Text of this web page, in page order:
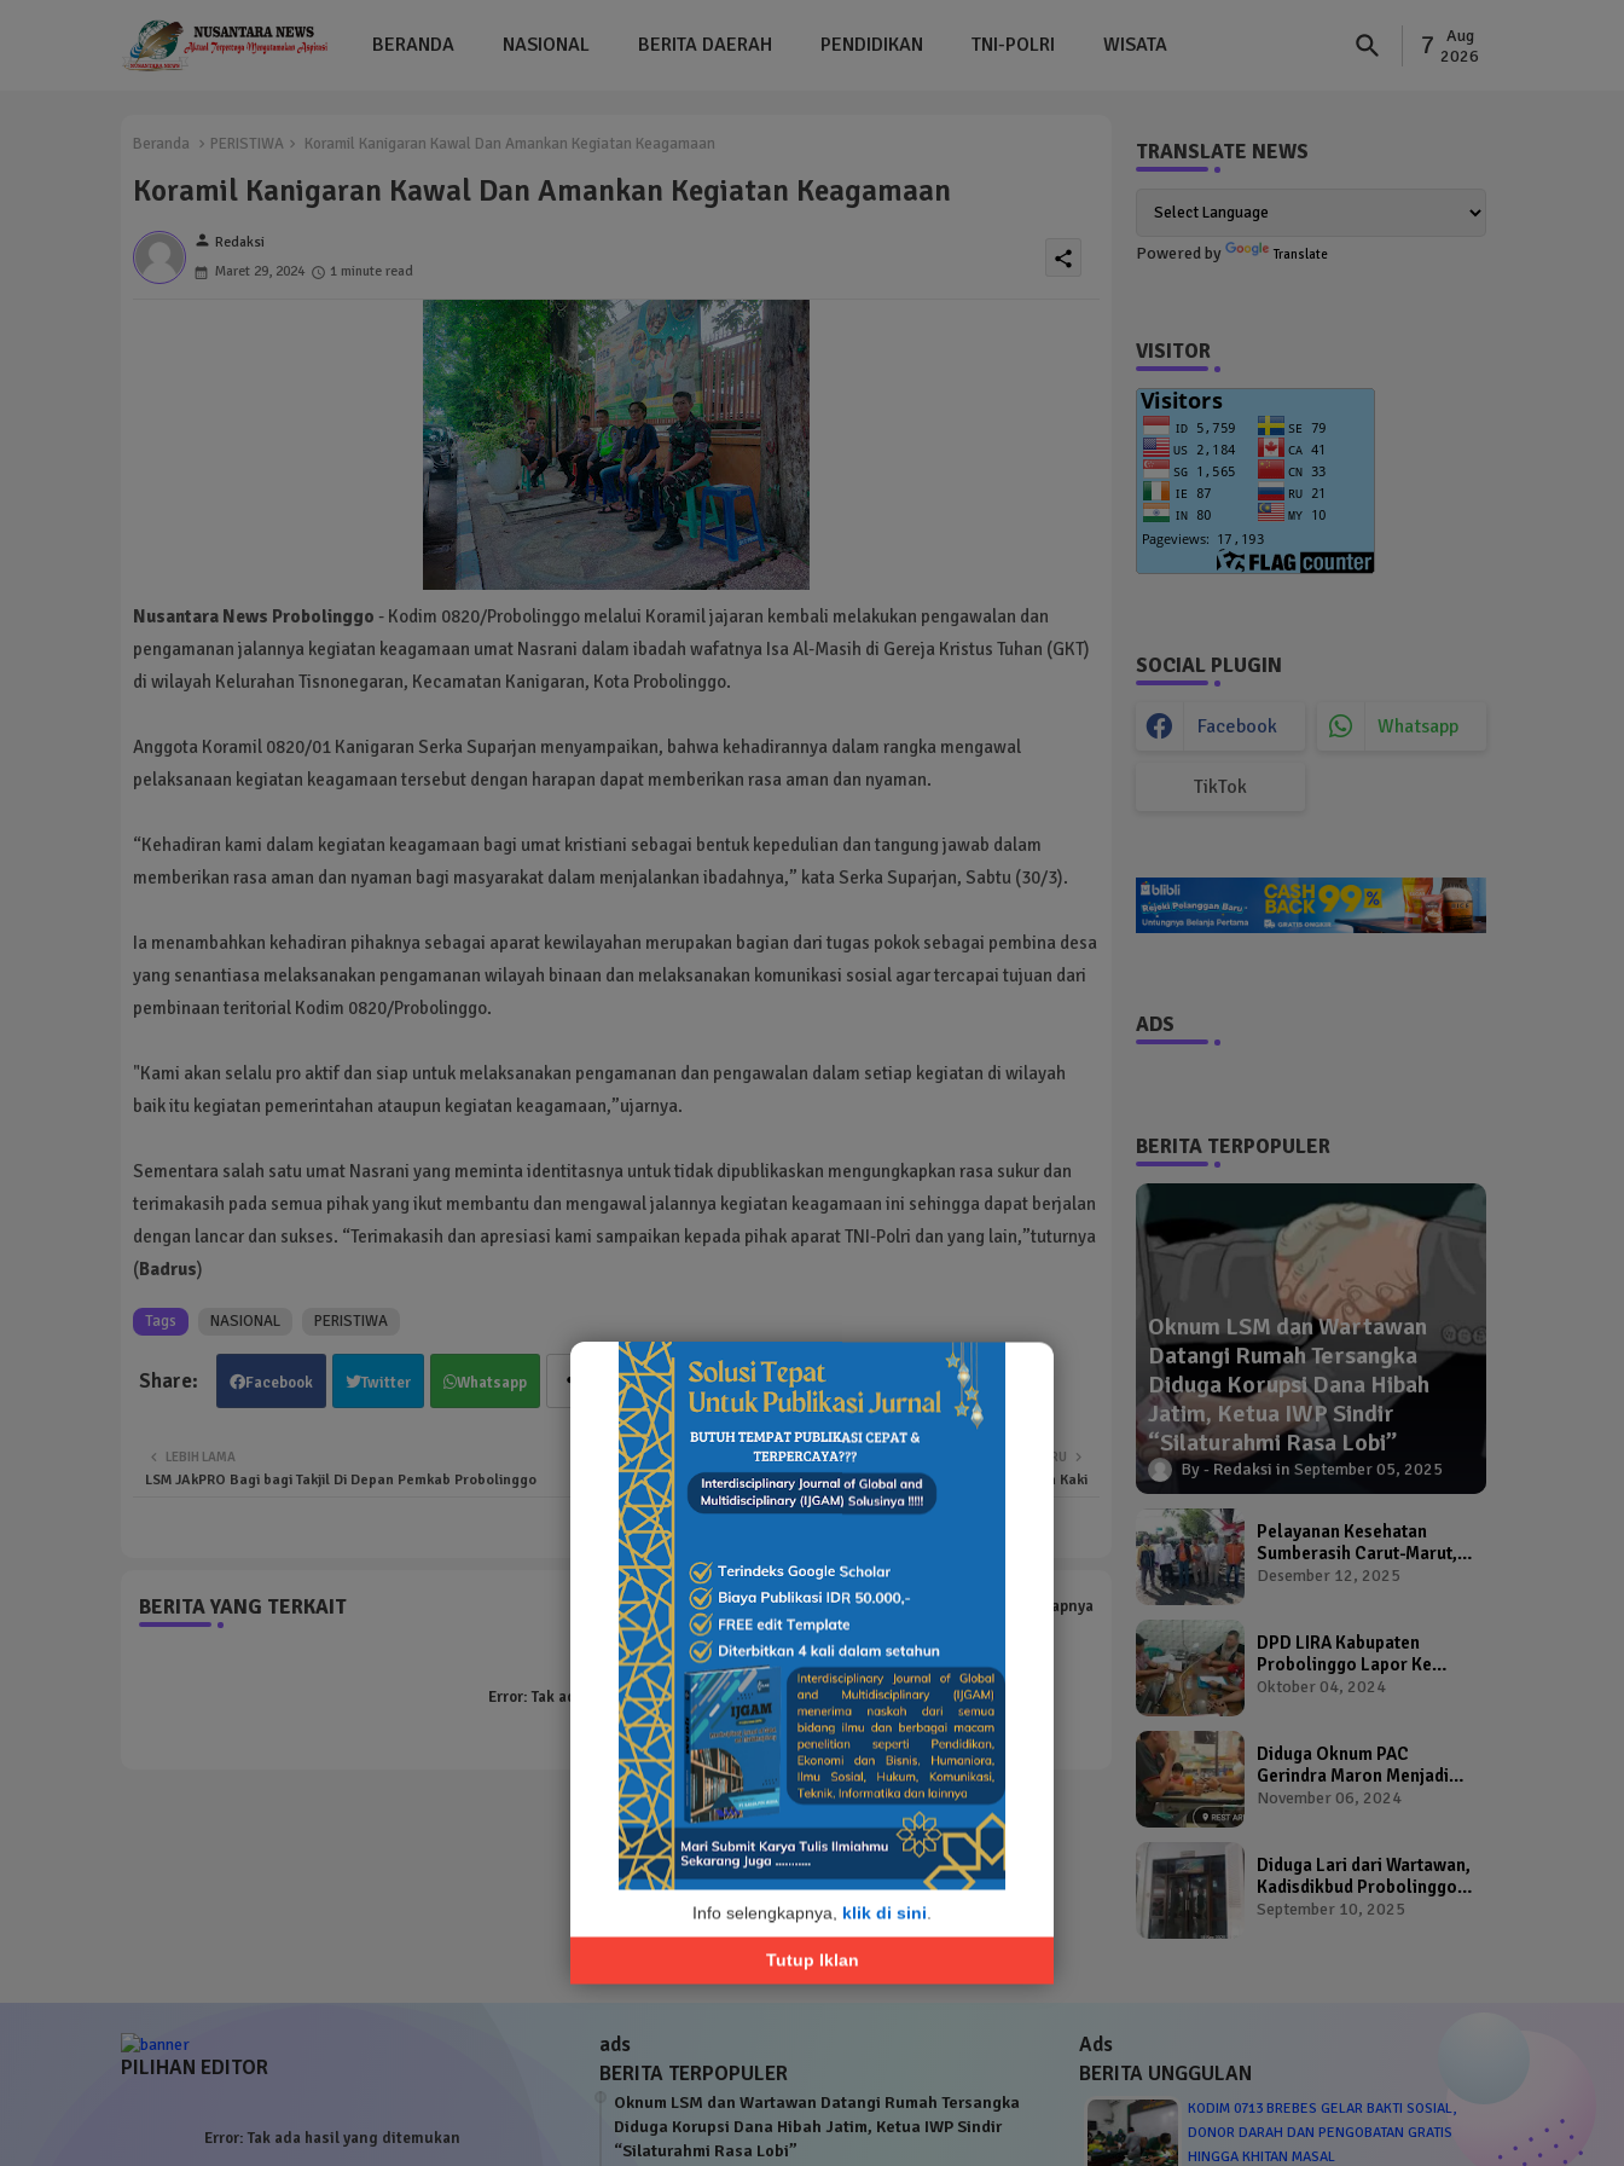
Info selengkapnya, klik di sini
Tutup Iklan
BERANDA NASIONAL BERITA DAERAH PENDIDIKAN TNI-POLRI WISATA 7
Aug
2026
Beranda PERISTIWA Koramil Kanigaran Kawal Dan Amankan Kegiatan Keagamaan
Koramil Kanigaran Kawal Dan Amankan Kegiatan Keagamaan
person Redaksi
Maret 29, 2024
1 minute read
share
Nusantara News Probolinggo - Kodim 0820/Probolinggo melalui Koramil jajaran kembali melakukan pengawalan dan
pengamanan jalannya kegiatan keagamaan umat Nasrani dalam ibadah wafatnya Isa Al-Masih di Gereja Kristus Tuhan (GKT)
di wilayah Kelurahan Tisnonegaran, Kecamatan Kanigaran, Kota Probolinggo.
Anggota Koramil 0820/01 Kanigaran Serka Suparjan menyampaikan, bahwa kehadirannya dalam rangka mengawal
pelaksanaan kegiatan keagamaan tersebut dengan harapan dapat memberikan rasa aman dan nyaman.
“Kehadiran kami dalam kegiatan keagamaan bagi umat kristiani sebagai bentuk kepedulian dan tangung jawab dalam
memberikan rasa aman dan nyaman bagi masyarakat dalam menjalankan ibadahnya,” kata Serka Suparjan, Sabtu (30/3).
Ia menambahkan kehadiran pihaknya sebagai aparat kewilayahan merupakan bagian dari tugas pokok sebagai pembina desa
yang senantiasa melaksanakan pengamanan wilayah binaan dan melaksanakan komunikasi sosial agar tercapai tujuan dari
pembinaan teritorial Kodim 0820/Probolinggo.
"Kami akan selalu pro aktif dan siap untuk melaksanakan pengamanan dan pengawalan dalam setiap kegiatan di wilayah
baik itu kegiatan pemerintahan ataupun kegiatan keagamaan,”ujarnya.
Sementara salah satu umat Nasrani yang meminta identitasnya untuk tidak dipublikaskan mengungkapkan rasa sukur dan
terimakasih pada semua pihak yang ikut membantu dan mengawal jalannya kegiatan keagamaan ini sehingga dapat berjalan
dengan lancar dan sukses. “Terimakasih dan apresiasi kami sampaikan kepada pihak aparat TNI-Polri dan yang lain,”tuturnya
(Badrus)
Tags NASIONAL PERISTIWA
Facebook Twitter Whatsapp
LEBIH BARU
AWPR Bagi-bagi Takjil pada Pengendara Motor Dan Pejalan Kaki
LEBIH LAMA
LSM JAkPRO Bagi bagi Takjil Di Depan Pemkab Probolinggo
BERITA YANG TERKAIT Tampilkan selengkapnya
Error:Tak ada hasil yang ditemukan
TRANSLATE NEWS
Powered by Translate
VISITOR
SOCIAL PLUGIN
Facebook Whatsapp
TikTok
ADS
BERITA TERPOPULER
Oknum LSM dan Wartawan
Datangi Rumah Tersangka
Diduga Korupsi Dana Hibah
Jatim, Ketua IWP Sindir
“Silaturahmi Rasa Lobi”
Redaksi September 05, 2025
Pelayanan Kesehatan
Sumberasih Carut-Marut,
Kepala Puskesmas dan
Desember 12, 2025
DPD LIRA Kabupaten
Probolinggo Lapor Ke
Bawaslu Terkait Dugaan
Bupati Probolinggo
Oktober 04, 2024
Diduga Oknum PAC
Gerindra Maron Menjadi
Broker Proposal Dana
November 06, 2024
Diduga Lari dari Wartawan,
Kadisdikbud Probolinggo
Bikin Geram Ketua IWP
September 10, 2025
PILIHAN EDITOR
Error:Tak ada hasil yang ditemukan
ads
BERITA TERPOPULER
Oknum LSM dan Wartawan Datangi Rumah Tersangka
Diduga Korupsi Dana Hibah Jatim, Ketua IWP Sindir
“Silaturahmi Rasa Lobi”
Ads
BERITA UNGGULAN
KODIM 0713 BREBES GELAR BAKTI SOSIAL,
DONOR DARAH DAN PENGOBATAN GRATIS
HINGGA KHITAN MASAL